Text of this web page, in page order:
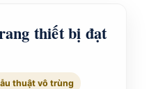
thiết bị đạt
thuật vô trùng